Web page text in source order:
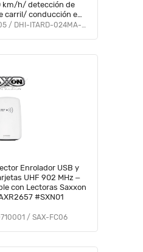
carril/ conducción en
IP66
DAHUA / DHT0980005 / DHI-ITARD-024MA-H
Enrolador USB y
UHF 902 MHz ‒
con Lectoras Saxxon
#SXN01
/ SAX-FC06